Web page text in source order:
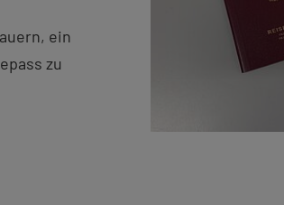
ein
zu